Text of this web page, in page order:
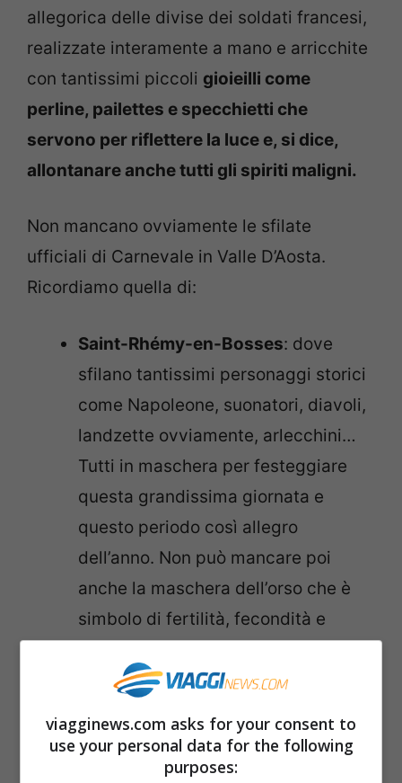
allegorica delle divise dei soldati francesi,
realizzate interamente a mano e arricchite
con tantissimi piccoli gioieilli come
perline, pailettes e specchietti che
servono per riflettere la luce e, si dice,
allontanare anche tutti gli spiriti maligni.
Non mancano ovviamente le sfilate
ufficiali di Carnevale in Valle D’Aosta.
Ricordiamo quella di:
Saint-Rhémy-en-Bosses: dove
sfilano tantissimi personaggi storici
come Napoleone, suonatori, diavoli,
landzette ovviamente, arlecchini…
Tutti in maschera per festeggiare
questa grandissima giornata e
questo periodo così allegro
dell’anno. Non può mancare poi
anche la maschera dell’orso che è
simbolo di fertilità, fecondità e
carnevale in Valle D’Aosta sia molto
interessante con sfilate e cortei in
viagginews.com asks for your consent to
use your personal data for the following
purposes: